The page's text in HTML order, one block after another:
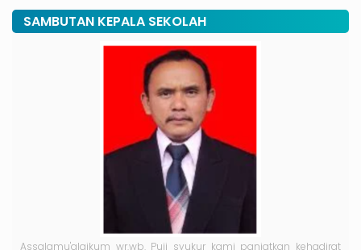
SAMBUTAN KEPALA SEKOLAH
Assalamu'alaikum wr.wb. Puji syukur kami panjatkan kehadirat